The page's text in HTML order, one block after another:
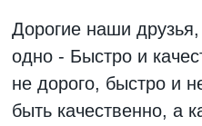
Дорогие наши
одно - Быстро и
не дорого, быстро и
быть качественно, а